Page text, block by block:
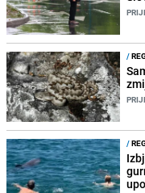
/
/